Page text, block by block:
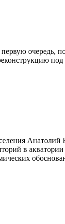
очередь,
в